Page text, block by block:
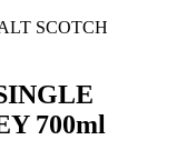
700ml